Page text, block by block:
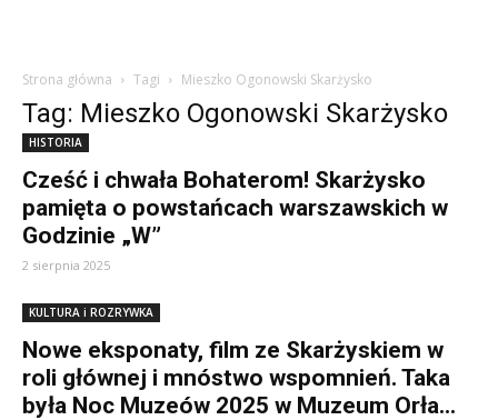
Strona główna Tagi Mieszko Ogonowski Skarżysko
Tag: Mieszko Ogonowski Skarżysko
HISTORIA
Cześć i chwała Bohaterom! Skarżysko
pamięta o powstańcach warszawskich w
Godzinie „W”
2 sierpnia 2025
KULTURA i ROZRYWKA
Nowe eksponaty, film ze Skarżyskiem w
roli głównej i mnóstwo wspomnień. Taka
była Noc Muzeów 2025 w Muzeum Orła...